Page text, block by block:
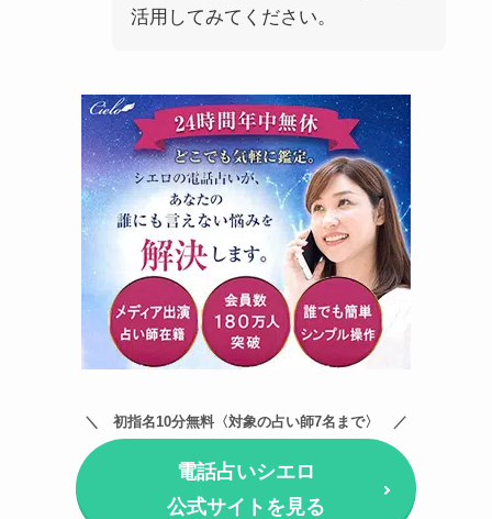
活用してみてください。
初指名10分無料〈対象の占い師7名まで〉
電話占いシエロ
公式サイトを見る